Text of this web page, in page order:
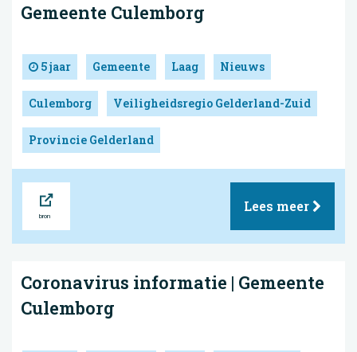
Gemeente Culemborg
5 jaar Gemeente Laag Nieuws
Culemborg Veiligheidsregio Gelderland-Zuid
Provincie Gelderland
Lees meer
Coronavirus informatie | Gemeente
Culemborg